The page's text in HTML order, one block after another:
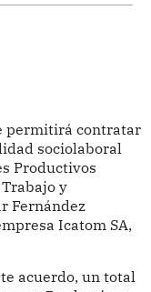
permitirá contratar
sociolaboral
Productivos
y
Fernández
Icatom SA,
acuerdo, un total